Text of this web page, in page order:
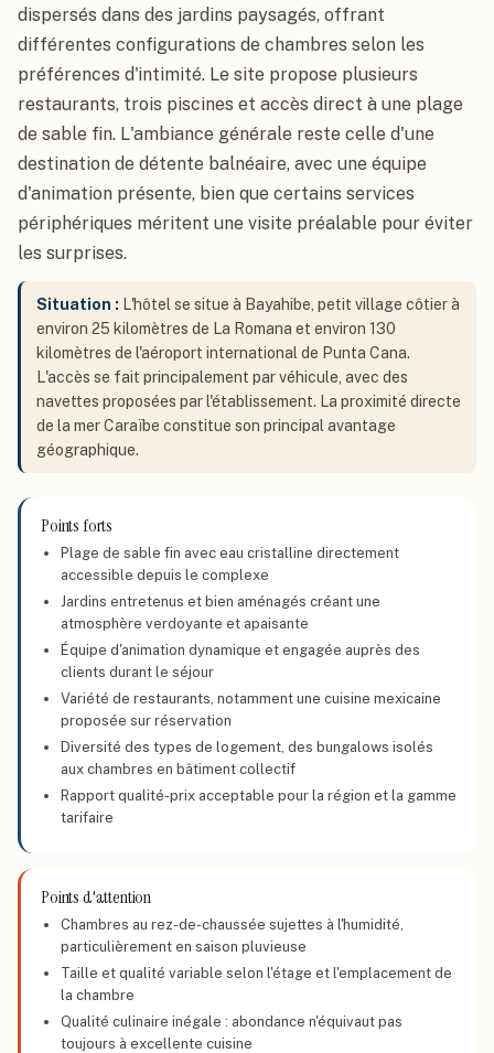
dispersés dans des jardins paysagés, offrant
différentes configurations de chambres selon les
préférences d'intimité. Le site propose plusieurs
restaurants, trois piscines et accès direct à une plage
de sable fin. L'ambiance générale reste celle d'une
destination de détente balnéaire, avec une équipe
d'animation présente, bien que certains services
périphériques méritent une visite préalable pour éviter
les surprises.
Situation : L'hôtel se situe à Bayahibe, petit village côtier à
environ 25 kilomètres de La Romana et environ 130
kilomètres de l'aéroport international de Punta Cana.
L'accès se fait principalement par véhicule, avec des
navettes proposées par l'établissement. La proximité directe
de la mer Caraïbe constitue son principal avantage
géographique.
Points forts
Plage de sable fin avec eau cristalline directement
accessible depuis le complexe
Jardins entretenus et bien aménagés créant une
atmosphère verdoyante et apaisante
Équipe d'animation dynamique et engagée auprès des
clients durant le séjour
Variété de restaurants, notamment une cuisine mexicaine
proposée sur réservation
Diversité des types de logement, des bungalows isolés
aux chambres en bâtiment collectif
Rapport qualité-prix acceptable pour la région et la gamme
tarifaire
Points d'attention
Chambres au rez-de-chaussée sujettes à l'humidité,
particulièrement en saison pluvieuse
Taille et qualité variable selon l'étage et l'emplacement de
la chambre
Qualité culinaire inégale : abondance n'équivaut pas
toujours à excellente cuisine